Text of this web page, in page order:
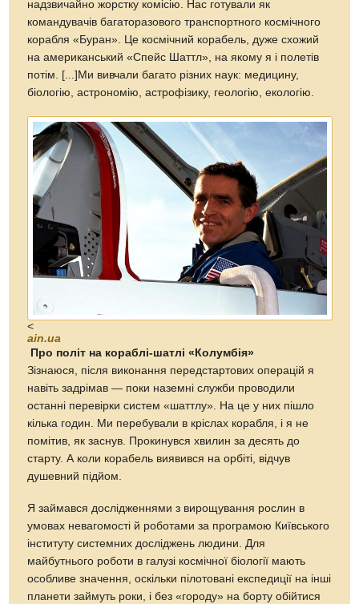
надзвичайно жорстку комісію. Нас готували як
командувачів багаторазового транспортного космічного
корабля «Буран». Це космічний корабель, дуже схожий
на американський «Спейс Шаттл», на якому я і полетів
потім. [...]Ми вивчали багато різних наук: медицину,
біологію, астрономію, астрофізику, геологію, екологію.
<
ain.ua
Про політ на кораблі-шатлі «Колумбія»
Зізнаюся, після виконання передстартових операцій я
навіть задрімав — поки наземні служби проводили
останні перевірки систем «шаттлу». На це у них пішло
кілька годин. Ми перебували в кріслах корабля, і я не
помітив, як заснув. Прокинувся хвилин за десять до
старту. А коли корабель виявився на орбіті, відчув
душевний підйом.
Я займався дослідженнями з вирощування рослин в
умовах невагомості й роботами за програмою Київського
інституту системних досліджень людини. Для
майбутнього роботи в галузі космічної біології мають
особливе значення, оскільки пілотовані експедиції на інші
планети займуть роки, і без «городу» на борту обійтися